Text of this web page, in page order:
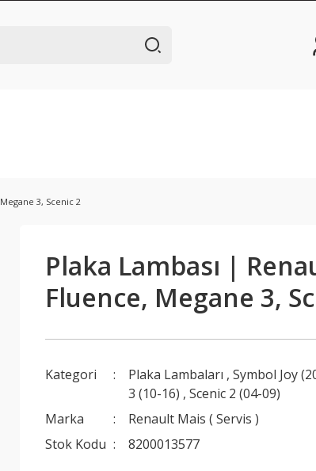
3, Scenic 2
Plaka Lambası |
Fluence, Megane 3,
Kategori Plaka Lambaları ,Symbol Joy
3 (10-16) ,Scenic 2 (04-09)
Marka
Renault Mais ( Servis )
Stok Kodu
8200013577